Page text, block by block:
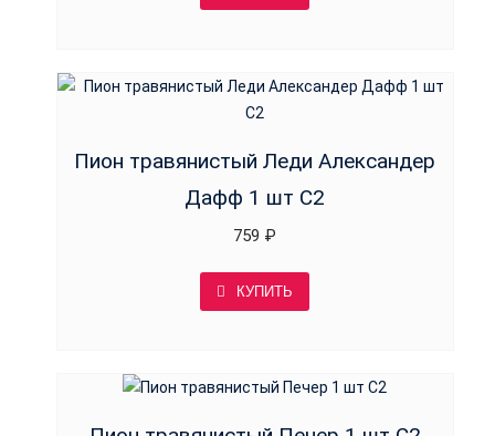
Пион травянистый Леди Александер
Дафф 1 шт С2
759 ₽
КУПИТЬ